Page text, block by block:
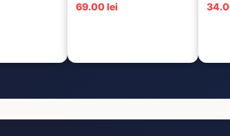
69.00 lei